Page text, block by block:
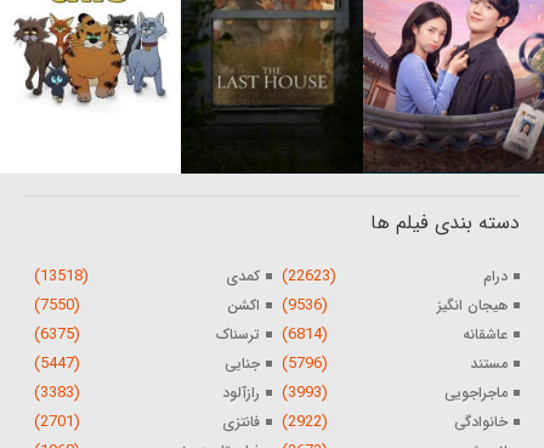
دسته بندی فیلم ها
درام (22623) کمدی (13518)
هیجان انگیز (9536) اکشن (7550)
عاشقانه (6814) ترسناک (6375)
مستند (5796) جنایی (5447)
ماجراجویی (3993) رازآلود (3383)
خانوادگی (2922) فانتزی (2701)